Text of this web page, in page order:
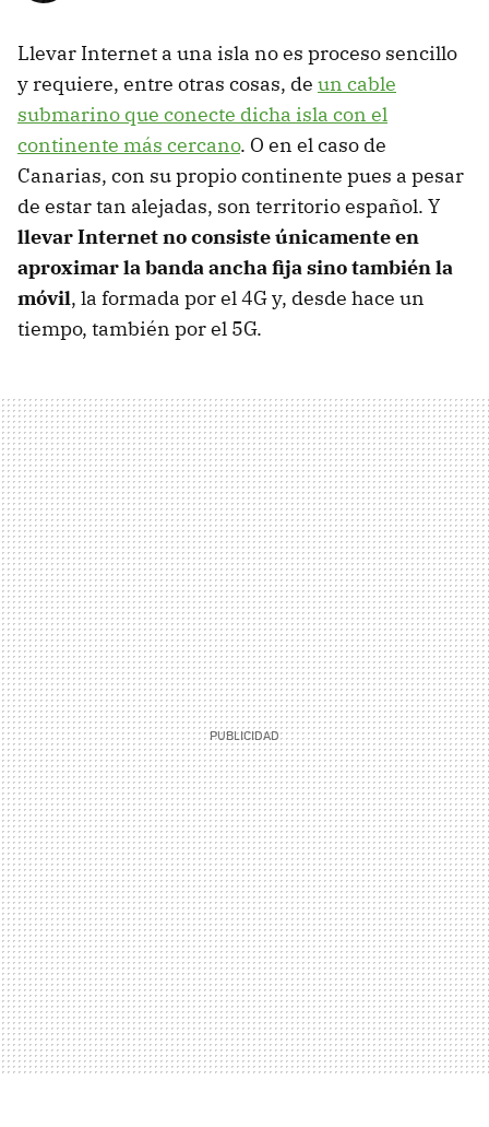
Llevar Internet a una isla no es proceso sencillo
y requiere, entre otras cosas, de un cable
submarino que conecte dicha isla con el
continente más cercano. O en el caso de
Canarias, con su propio continente pues a pesar
de estar tan alejadas, son territorio español. Y
llevar Internet no consiste únicamente en
aproximar la banda ancha fija sino también la
móvil, la formada por el 4G y, desde hace un
tiempo, también por el 5G.